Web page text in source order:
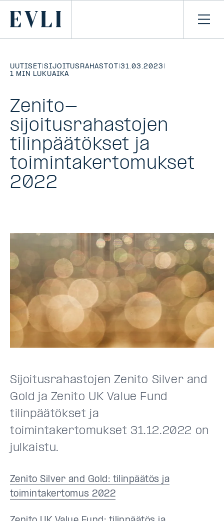
Primary
Avaa
UUTISET |SIJOITUSRAHASTOT |31.03.2023 |
1 MIN LUKUAIKA
Zenito-
sijoitusrahastojen
tilinpäätökset ja
toimintakertomukset
2022
Sijoitusrahastojen Zenito Silver and
Gold ja Zenito UK Value Fund
tilinpäätökset ja
toimintakertomukset 31.12.2022 on
julkaistu.
Zenito Silver and Gold: tilinpäätös ja
toimintakertomus 2022